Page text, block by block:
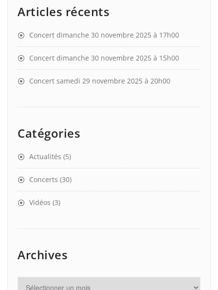
Articles récents
Concert dimanche 30 novembre 2025 à 17h00
Concert dimanche 30 novembre 2025 à 15h00
Concert samedi 29 novembre 2025 à 20h00
Catégories
Actualités (5)
Concerts (30)
Vidéos (3)
Archives